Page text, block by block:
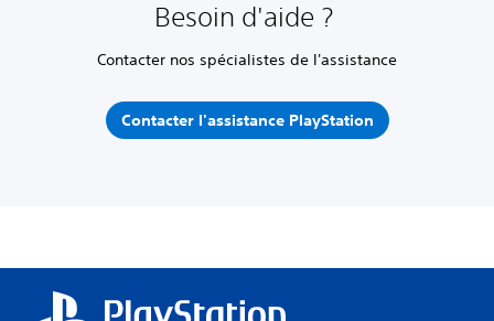
Besoin d'aide ?
Contacter nos spécialistes de l'assistance
Contacter l'assistance PlayStation